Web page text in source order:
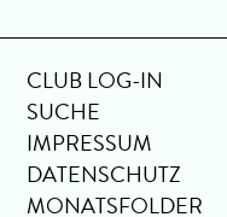
CLUB LOG-IN
SUCHE
IMPRESSUM
DATENSCHUTZ
MONATSFOLDER